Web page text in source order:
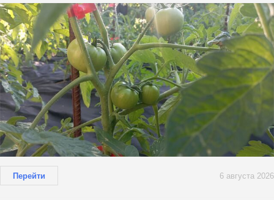
Перейти 6 августа 2026